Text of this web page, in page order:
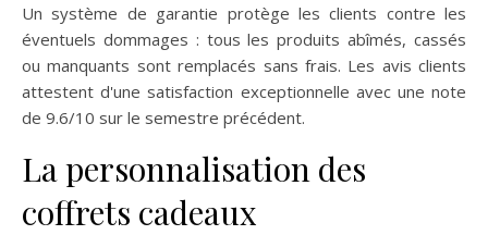
Un système de garantie protège les clients contre les
éventuels dommages : tous les produits abîmés, cassés
ou manquants sont remplacés sans frais. Les avis clients
attestent d'une satisfaction exceptionnelle avec une note
de 9.6/10 sur le semestre précédent.
La personnalisation des
coffrets cadeaux